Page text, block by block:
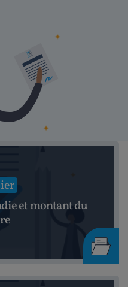
et montant du